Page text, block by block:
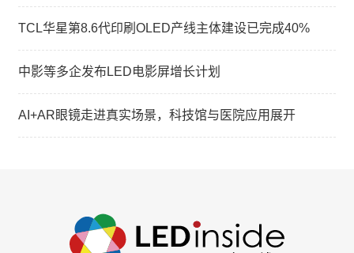
TCL华星第8.6代印刷OLED产线主体建设已完成40%
中影等多企发布LED电影屏增长计划
AI+AR眼镜走进真实场景，科技馆与医院应用展开